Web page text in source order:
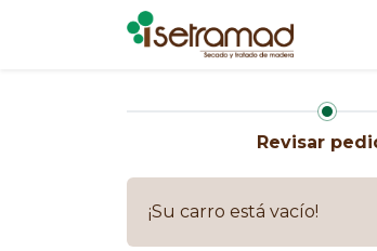
Revisar
¡Su carro está vacío!